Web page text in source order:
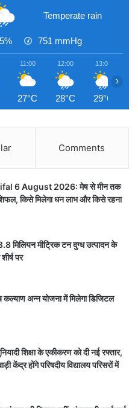
Temperate rain
751 mmHg
11:00
27°C
12:00
28°C
13:00
29°C
›
Comments
6 August 2026: मेष से मीन तक
किसे मिलेगा धन लाभ और किसे रहना
मिलियन मीट्रिक टन दुग्ध उत्पादन के
पर
कल्याण अन्न योजना में मिलेगा डिजिटल
शिक्षा के एकीकरण को दी नई रफ्तार,
केंद्र होंगे परिषदीय विद्यालय परिसरों में